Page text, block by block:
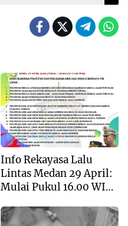
Kota Medan
Info Rekayasa Lalu
Lintas Medan 29 April:
Mulai Pukul 16.00 WIB,
Alternatifnya